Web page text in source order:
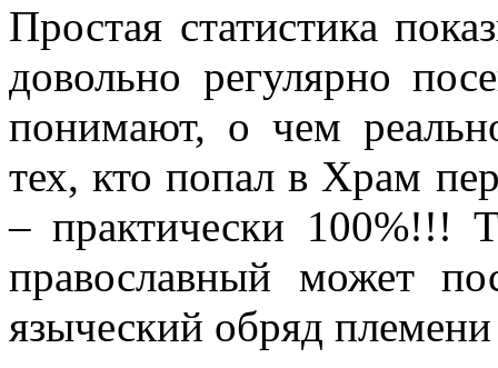
Простая статистика
довольно регулярно
понимают, о чем
тех, кто попал в Храм
– практически 100%!!!
православный может
языческий обряд